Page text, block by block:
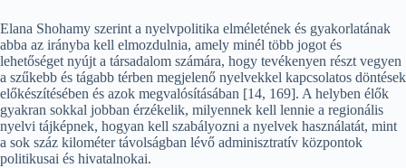
Elana Shohamy szerint a nyelvpolitika elméletének és gyakorlatának
abba az irányba kell elmozdulnia, amely minél több jogot és
lehetőséget nyújt a társadalom számára, hogy tevékenyen részt vegyen
a szűkebb és tágabb térben megjelenő nyelvekkel kapcsolatos döntések
előkészítésében és azok megvalósításában [14, 169]. A helyben élők
gyakran sokkal jobban érzékelik, milyennek kell lennie a regionális
nyelvi tájképnek, hogyan kell szabályozni a nyelvek használatát, mint
a sok száz kilométer távolságban lévő adminisztratív központok
politikusai és hivatalnokai.